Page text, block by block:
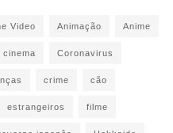
Video Animação Anime
cinema Coronavirus
crime cão
estrangeiros filme